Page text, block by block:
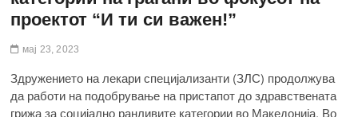
проектот “И ти си важен!”
мај 23, 2023
Здружението на лекари специјализанти (ЗЛС) продолжува
да работи на подобрување на пристапот до здравствената
грижа за социјално ранливите категории во Македонија. Во